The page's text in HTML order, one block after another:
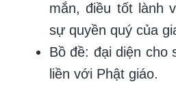
mắn, điều tốt lành
sự quyền quý của
Bồ đề: đại diện cho
liền với Phật giáo.